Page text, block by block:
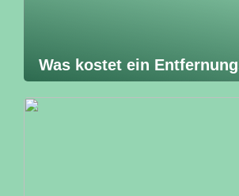
Was kostet ein